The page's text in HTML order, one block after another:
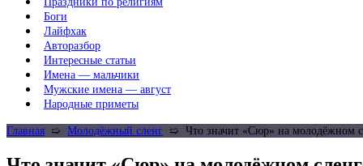
Боги
Лайфхак
Авторазбор
Интересные статьи
Имена — мальчики
Мужские имена — август
Народные приметы
Главная ➯ Молодёжный сленг ➯ Что значит «Сюр» на молодёжном